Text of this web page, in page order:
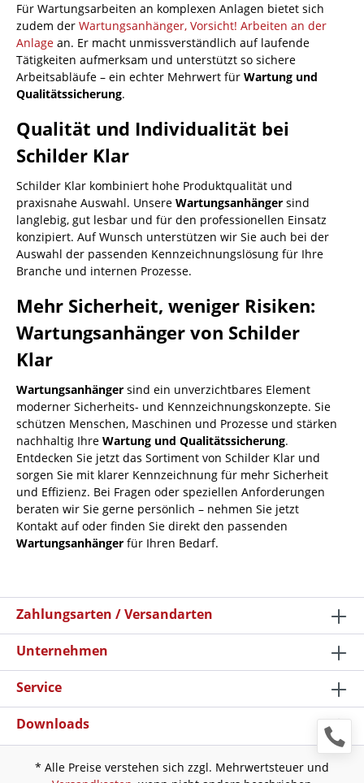
Für Wartungsarbeiten an komplexen Anlagen bietet sich
zudem der Wartungsanhänger, Vorsicht! Arbeiten an der
Anlage an. Er macht unmissverständlich auf laufende
Tätigkeiten aufmerksam und unterstützt so sichere
Arbeitsabläufe – ein echter Mehrwert für Wartung und
Qualitätssicherung.
Qualität und Individualität bei
Schilder Klar
Schilder Klar kombiniert hohe Produktqualität und
praxisnahe Auswahl. Unsere Wartungsanhänger sind
langlebig, gut lesbar und für den professionellen Einsatz
konzipiert. Auf Wunsch unterstützen wir Sie auch bei der
Auswahl der passenden Kennzeichnungslösung für Ihre
Branche und internen Prozesse.
Mehr Sicherheit, weniger Risiken:
Wartungsanhänger von Schilder
Klar
Wartungsanhänger sind ein unverzichtbares Element
moderner Sicherheits- und Kennzeichnungskonzepte. Sie
schützen Menschen, Maschinen und Prozesse und stärken
nachhaltig Ihre Wartung und Qualitätssicherung.
Entdecken Sie jetzt das Sortiment von Schilder Klar und
sorgen Sie mit klarer Kennzeichnung für mehr Sicherheit
und Effizienz. Bei Fragen oder speziellen Anforderungen
beraten wir Sie gerne persönlich – nehmen Sie jetzt
Kontakt auf oder finden Sie direkt den passenden
Wartungsanhänger für Ihren Bedarf.
Zahlungsarten / Versandarten
Unternehmen
Service
Downloads
* Alle Preise verstehen sich zzgl. Mehrwertsteuer und